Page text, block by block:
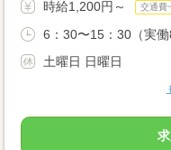
時給1,200円～ 交通費
6：30〜15：30（実働
土曜日 日曜日